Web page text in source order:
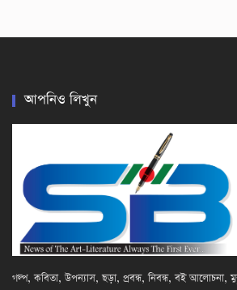
আপনিও লিখুন
গল্প, কবিতা, উপন্যাস, ছড়া, প্রবন্ধ, নিবন্ধ, বই আলোচনা,